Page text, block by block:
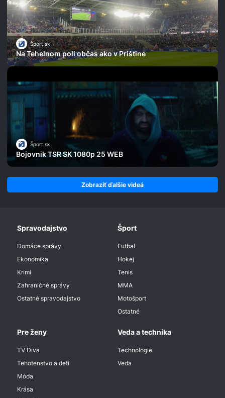
Šport.sk
Na Tehelnom poli občas ako v Prištine
Šport.sk
Bojovnik TSR SK 1080p 25 WEB
Zobraziť ďalšie videá
Spravodajstvo
Domáce správy
Ekonomika
Krimi
Zahraničné správy
Ostatné spravodajstvo
Šport
Futbal
Hokej
Tenis
MMA
Motošport
Ostatné
Pre ženy
TV Diva
Tehotenstvo a deti
Móda
Krása
Veda a technika
Technologie
Veda